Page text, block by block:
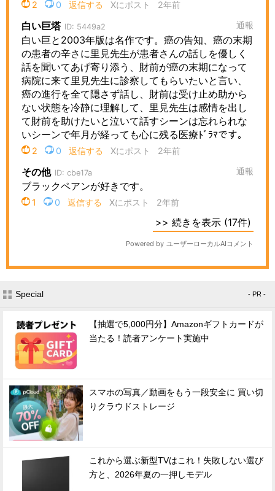
Special - PR -
【抽選で5,000円分】Amazonギフトカードが
当たる！読者アンケート実施中
スマホの写真／動画をもう一段安全に 買い切
りクラウドストレージ
これから選ぶ新型TVはこれ！失敗しない選び
方と、2026年夏の一押しモデル